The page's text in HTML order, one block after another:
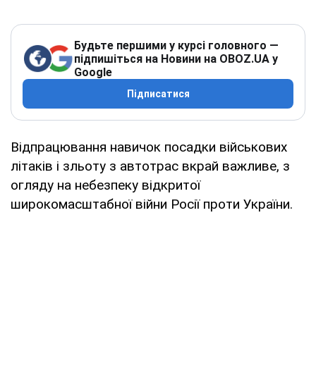
Будьте першими у курсі головного —
підпишіться на Новини на OBOZ.UA у
Google
Підписатися
Відпрацювання навичок посадки військових
літаків і зльоту з автотрас вкрай важливе, з
огляду на небезпеку відкритої
широкомасштабної війни Росії проти України.